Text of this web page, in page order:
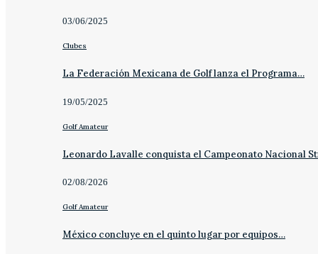
03/06/2025
Clubes
La Federación Mexicana de Golf lanza el Programa…
19/05/2025
Golf Amateur
Leonardo Lavalle conquista el Campeonato Nacional
02/08/2026
Golf Amateur
México concluye en el quinto lugar por equipos…